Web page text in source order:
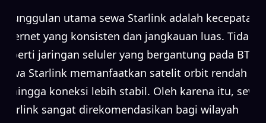
Keunggulan utama sewa Starlink adalah kecepatan
internet yang konsisten dan jangkauan luas. Tidak
seperti jaringan seluler yang bergantung pada BTS,
sewa Starlink memanfaatkan satelit orbit rendah
sehingga koneksi lebih stabil. Oleh karena itu, sewa
Starlink sangat direkomendasikan bagi wilayah